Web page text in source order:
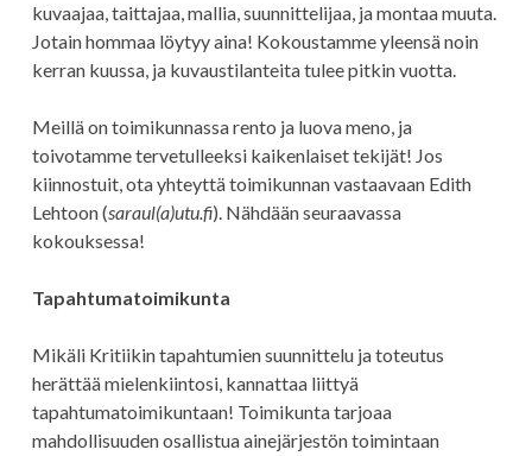
kuvaajaa, taittajaa, mallia, suunnittelijaa, ja montaa muuta.
Jotain hommaa löytyy aina! Kokoustamme yleensä noin
kerran kuussa, ja kuvaustilanteita tulee pitkin vuotta.
Meillä on toimikunnassa rento ja luova meno, ja
toivotamme tervetulleeksi kaikenlaiset tekijät! Jos
kiinnostuit, ota yhteyttä toimikunnan vastaavaan Edith
Lehtoon (saraul(a)utu.fi). Nähdään seuraavassa
kokouksessa!
Tapahtumatoimikunta
Mikäli Kritiikin tapahtumien suunnittelu ja toteutus
herättää mielenkiintosi, kannattaa liittyä
tapahtumatoimikuntaan! Toimikunta tarjoaa
mahdollisuuden osallistua ainejärjestön toimintaan